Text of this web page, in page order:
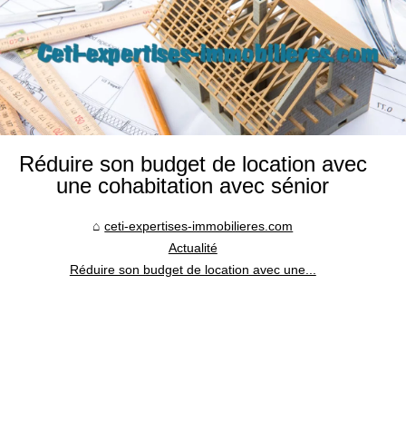
Réduire son budget de location avec
une cohabitation avec sénior
ceti-expertises-immobilieres.com
Actualité
Réduire son budget de location avec une...